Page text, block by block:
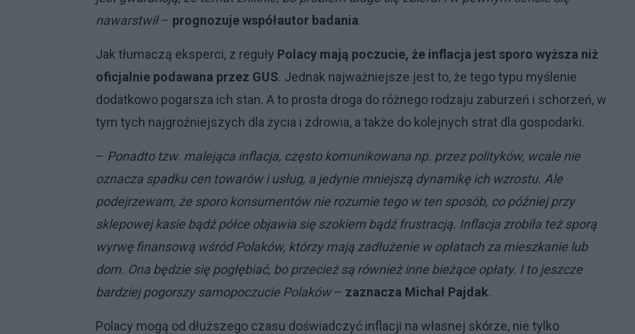
nawarstwił– prognozuje współautor badania.
Jak tłumaczą eksperci, z reguły Polacy mają poczucie, że inflacja jest sporo wyższa niż
oficjalnie podawana przez GUS. Jednak najważniejsze jest to, że tego typu myślenie
dodatkowo pogarsza ich stan. A to prosta droga do różnego rodzaju zaburzeń i schorzeń, w
tym tych najgroźniejszych dla życia i zdrowia, a także do kolejnych strat dla gospodarki.
– Ponadto tzw. malejąca inflacja, często komunikowana np. przez polityków, wcale nie
oznacza spadku cen towarów i usług, a jedynie mniejszą dynamikę ich wzrostu. Ale
podejrzewam, że sporo konsumentów nie rozumie tego w ten sposób, co później przy
sklepowej kasie bądź półce objawia się szokiem bądź frustracją. Inflacja zrobiła też sporą
wyrwę finansową wśród Polaków, którzy mają zadłużenie w opłatach za mieszkanie lub
dom. Ona będzie się pogłębiać, bo przecież są również inne bieżące opłaty. I to jeszcze
bardziej pogorszy samopoczucie Polaków– zaznacza Michał Pajdak.
Polacy mogą od dłuższego czasu doświadczyć inflacji na własnej skórze, nie tylko